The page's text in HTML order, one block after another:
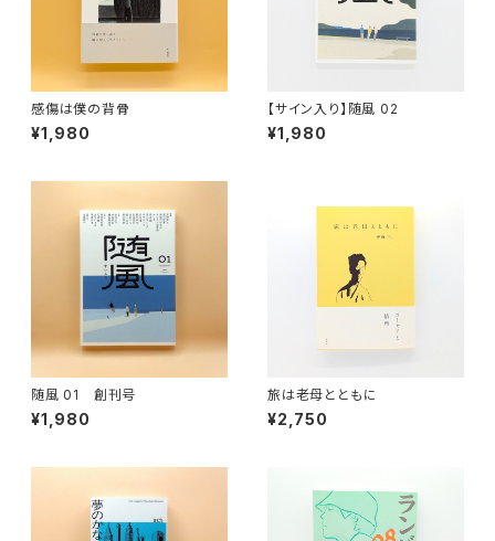
感傷は僕の背骨
¥1,980
【サイン入り】随風 02
¥1,980
随風 01 創刊号
¥1,980
旅は老母とともに
¥2,750